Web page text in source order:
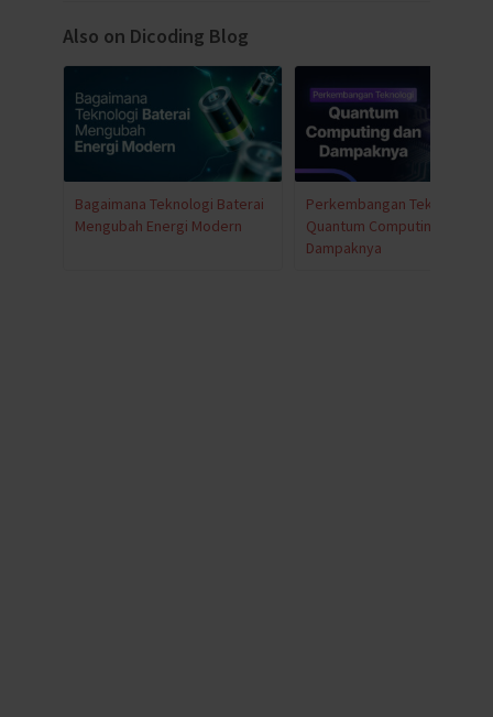
Also on Dicoding Blog
Bagaimana Teknologi Baterai
Mengubah Energi Modern
Perkembangan Teknologi
Quantum Computing dan
Dampaknya